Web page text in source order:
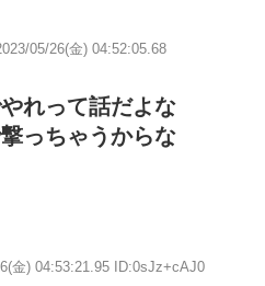
05/26(金) 04:52:05.68
れって話だよな
っちゃうからな
金) 04:53:21.95 ID:0sJz+cAJ0